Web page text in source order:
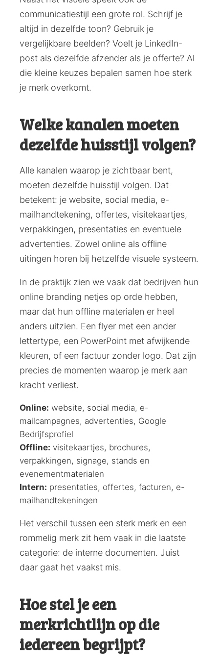
communicatiestijl een grote rol. Schrijf je
altijd in dezelfde toon? Gebruik je
vergelijkbare beelden? Voelt je LinkedIn-
post als dezelfde afzender als je offerte? Al
die kleine keuzes bepalen samen hoe sterk
je merk overkomt.
Welke kanalen moeten
dezelfde huisstijl volgen?
Alle kanalen waarop je zichtbaar bent,
moeten dezelfde huisstijl volgen. Dat
betekent: je website, social media, e-
mailhandtekening, offertes, visitekaartjes,
verpakkingen, presentaties en eventuele
advertenties. Zowel online als offline
uitingen horen bij hetzelfde visuele systeem.
In de praktijk zien we vaak dat bedrijven hun
online branding netjes op orde hebben,
maar dat hun offline materialen er heel
anders uitzien. Een flyer met een ander
lettertype, een PowerPoint met afwijkende
kleuren, of een factuur zonder logo. Dat zijn
precies de momenten waarop je merk aan
kracht verliest.
Online: website, social media, e-
mailcampagnes, advertenties, Google
Bedrijfsprofiel
Offline: visitekaartjes, brochures,
verpakkingen, signage, stands en
evenementmaterialen
Intern: presentaties, offertes, facturen, e-
mailhandtekeningen
Het verschil tussen een sterk merk en een
rommelig merk zit hem vaak in die laatste
categorie: de interne documenten. Juist
daar gaat het vaakst mis.
Hoe stel je een
merkrichtlijn op die
iedereen begrijpt?